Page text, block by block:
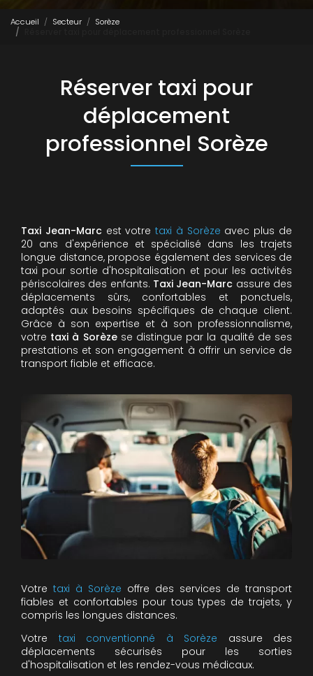
Accueil Secteur
Sorèze
Réserver taxi pour
déplacement
professionnel Sorèze
Taxi Jean-Marcest votretaxi à Sorèze avec plus de
20 ans d'expérience et spécialisé dans les trajets
longue distance, propose également des services de
taxi pour sortie d'hospitalisation et pour les activités
périscolaires des enfants. Taxi Jean-Marc assure des
déplacements sûrs, confortables et ponctuels,
adaptés aux besoins spécifiques de chaque client.
Grâce à son expertise et à son professionnalisme,
votre taxi à Sorèzese distingue par la qualité de ses
prestations et son engagement à offrir un service de
transport fiable et efficace.
Votre taxi à Sorèze offre des services de transport
fiables et confortables pour tous types de trajets, y
compris les longues distances.
Votre taxi conventionné à Sorèze assure des
déplacements sécurisés pour les sorties
d'hospitalisation et les rendez-vous médicaux.